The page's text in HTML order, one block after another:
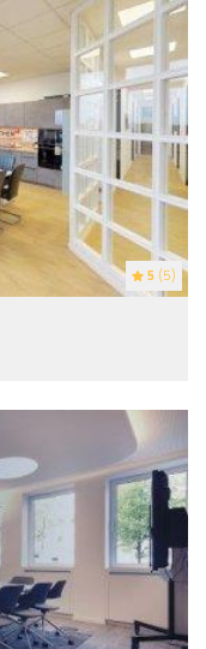
5 (5)